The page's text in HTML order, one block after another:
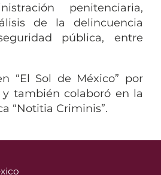
penitenciaria,
de la delincuencia
pública, entre
“El Sol de México” por
y también colaboró en la
“Notitia Criminis”.